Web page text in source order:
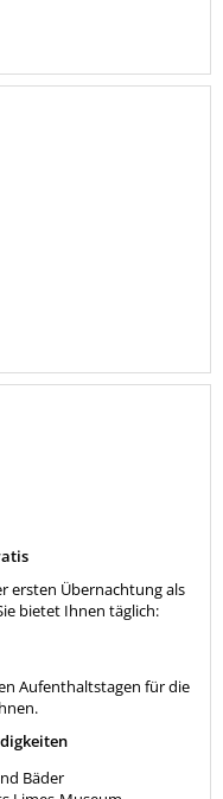
ersten Übernachtung als
bietet Ihnen täglich:
Aufenthaltstagen für die
Bäder